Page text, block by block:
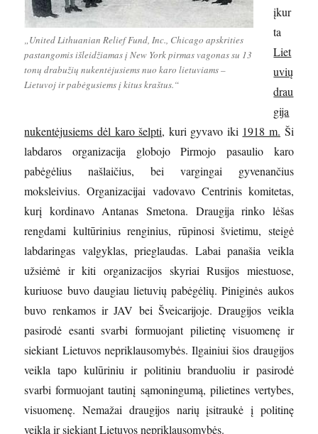
„United Lithuanian Relief Fund, Inc., Chicago apskrities
pastangomis išleidžiamas į New York pirmas vagonas su 13
tonų drabužių nukentėjusiems nuo karo lietuviams –
Lietuvoj ir pabėgusiems į kitus kraštus.“
įkur
ta
Liet
uvių
drau
gija
nukentėjusiems dėl karo šelpti, kuri gyvavo iki 1918 m. Ši
labdaros organizacija globojo Pirmojo pasaulio karo
pabėgėlius našlaičius, bei vargingai gyvenančius
moksleivius. Organizacijai vadovavo Centrinis komitetas,
kurį kordinavo Antanas Smetona. Draugija rinko lėšas
rengdami kultūrinius renginius, rūpinosi švietimu, steigė
labdaringas valgyklas, prieglaudas. Labai panašia veikla
užsiėmė ir kiti organizacijos skyriai Rusijos miestuose,
kuriuose buvo daugiau lietuvių pabėgėlių. Piniginės aukos
buvo renkamos ir JAV bei Šveicarijoje. Draugijos veikla
pasirodė esanti svarbi formuojant pilietinę visuomenę ir
siekiant Lietuvos nepriklausomybės. Ilgainiui šios draugijos
veikla tapo kulūriniu ir politiniu branduoliu ir pasirodė
svarbi formuojant tautinį sąmoningumą, pilietines vertybes,
visuomenę. Nemažai draugijos narių įsitraukė į politinę
veiklą ir siekiant Lietuvos nepriklausomybės.